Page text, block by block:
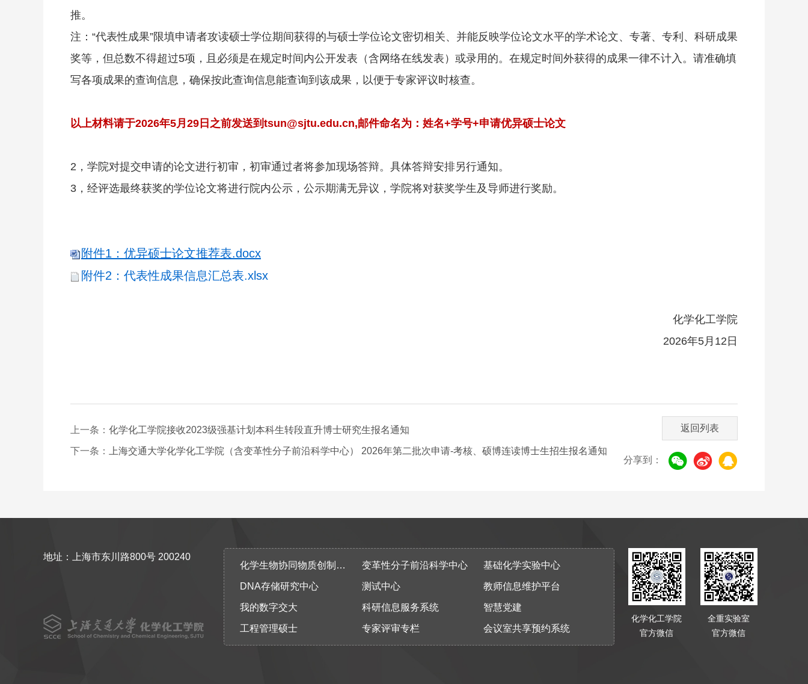
推。
注：“代表性成果”限填申请者攻读硕士学位期间获得的与硕士学位论文密切相关、并能反映学位论文水平的学术论文、专著、专利、科研成果
奖等，但总数不得超过5项，且必须是在规定时间内公开发表（含网络在线发表）或录用的。在规定时间外获得的成果一律不计入。请准确填
写各项成果的查询信息，确保按此查询信息能查询到该成果，以便于专家评议时核查。
以上材料请于2026年5月29日之前发送到tsun@sjtu.edu.cn,邮件命名为：姓名+学号+申请优异硕士论文
2，学院对提交申请的论文进行初审，初审通过者将参加现场答辩。具体答辩安排另行通知。
3，经评选最终获奖的学位论文将进行院内公示，公示期满无异议，学院将对获奖学生及导师进行奖励。
附件1：优异硕士论文推荐表.docx
附件2：代表性成果信息汇总表.xlsx
化学化工学院
2026年5月12日
上一条： 化学化工学院接收2023级强基计划本科生转段直升博士研究生报名通知
下一条： 上海交通大学化学化工学院（含变革性分子前沿科学中心） 2026年第二批次申请-考核、硕博连读博士生招生报名通知
返回列表
分享到：
地址：上海市东川路800号 200240
化学生物协同物质创制全国重点实验室
变革性分子前沿科学中心 基础化学实验中心
DNA存储研究中心 测试中心 教师信息维护平台
我的数字交大 科研信息服务系统 智慧党建
工程管理硕士 专家评审专栏 会议室共享预约系统
全重实验室
官方微信
化学化工学院
官方微信